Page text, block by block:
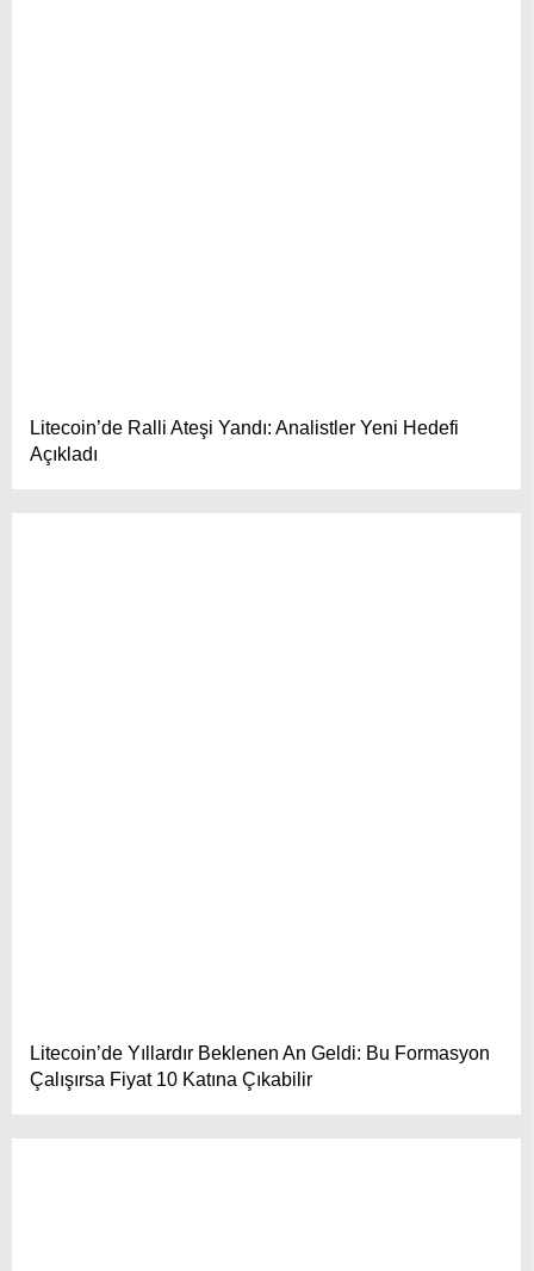
Litecoin’de Ralli Ateşi Yandı: Analistler Yeni Hedefi
Açıkladı
Litecoin’de Yıllardır Beklenen An Geldi: Bu Formasyon
Çalışırsa Fiyat 10 Katına Çıkabilir